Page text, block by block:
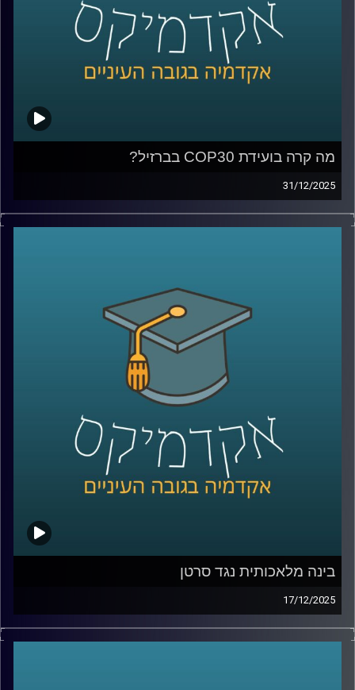
מה קרה בועידת COP30 בברזיל?
31/12/2025
ועידת האקלים COP30, שהתקיימה לאחרונה בברזיל, הסתיימה
עם הרבה כוונות טובות – אבל גם עם תחושת החמצה. למה
בפרק הזה של אקדמיקס אנחנו מארחים את פרופ’ יואב יאיר,
ראש החטיבה לניהול סיכוני האקלים וחבר סגל בבית הספר
לקיימות מייסודן של החברה לישראל, כיל ובזן באוניברסיטת
רייכמן. פרופ’ יאיר הוא חוקר מוביל במדעי האטמוספירה
והחלל, שמתמחה בסופות ברקים, שדוני ברקים, חשמל
אטמוספירי והשפעות השמש על האקלים.
בשיחה נצלול מהפסגות הבינלאומיות של COP30 אל מחקרי
חלל שבוחנים את כדור הארץ מגובה של מאות קילומטרים,
כולל ניסויי החלל עם אילן רמון ז״ל ואיתן סטיבה. נדבר על מה
בעולם של חוסר ודאות, ומה התפקיד של ישראל, האקדמיה
והדור הצעיר בעשור הקרוב.
קרדיט תמונות:AudioVersity
בינה מלאכותית נגד סרטן
17/12/2025
בפרק הזה אנחנו יוצאים למסע מרתק אל אחד התחומים
המתקדמים ביותר בעולם הרפואה, חקר הגנום והביולוגיה